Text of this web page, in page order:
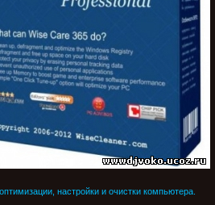
настройки и очистки компьютера.